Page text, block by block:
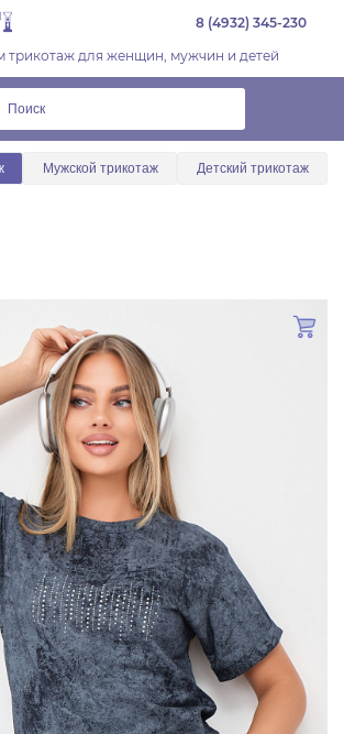
8 (4932) 345-230
трикотаж для женщин, мужчин и детей
Мужской трикотаж Детский трикотаж